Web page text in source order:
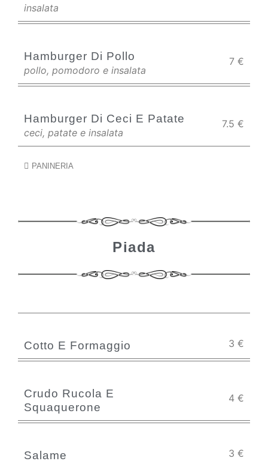
insalata
Hamburger Di Pollo
pollo, pomodoro e insalata
7 €
Hamburger Di Ceci E Patate
ceci, patate e insalata
7.5 €
PANINERIA
Piada
Cotto E Formaggio 3 €
Crudo Rucola E
Squaquerone
4 €
Salame 3 €